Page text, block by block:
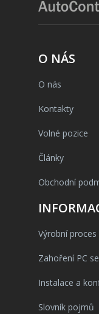
O NÁS
O nás
Kontakty
Volné pozice
Články
Obchodní
Výrobní proces
Zahoření PC
Instalace a
Slovník pojmů